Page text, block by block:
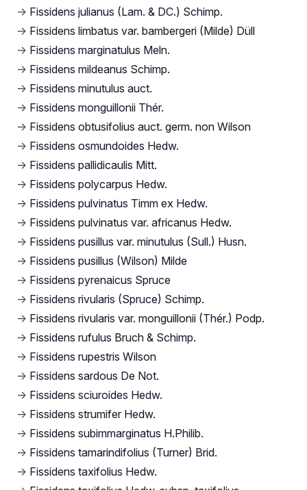
→ Fissidens julianus (Lam. & DC.) Schimp.
→ Fissidens limbatus var. bambergeri (Milde) Düll
→ Fissidens marginatulus Meln.
→ Fissidens mildeanus Schimp.
→ Fissidens minutulus auct.
→ Fissidens monguillonii Thér.
→ Fissidens obtusifolius auct. germ. non Wilson
→ Fissidens osmundoides Hedw.
→ Fissidens pallidicaulis Mitt.
→ Fissidens polycarpus Hedw.
→ Fissidens pulvinatus Timm ex Hedw.
→ Fissidens pulvinatus var. africanus Hedw.
→ Fissidens pusillus var. minutulus (Sull.) Husn.
→ Fissidens pusillus (Wilson) Milde
→ Fissidens pyrenaicus Spruce
→ Fissidens rivularis (Spruce) Schimp.
→ Fissidens rivularis var. monguillonii (Thér.) Podp.
→ Fissidens rufulus Bruch & Schimp.
→ Fissidens rupestris Wilson
→ Fissidens sardous De Not.
→ Fissidens sciuroides Hedw.
→ Fissidens strumifer Hedw.
→ Fissidens subimmarginatus H.Philib.
→ Fissidens tamarindifolius (Turner) Brid.
→ Fissidens taxifolius Hedw.